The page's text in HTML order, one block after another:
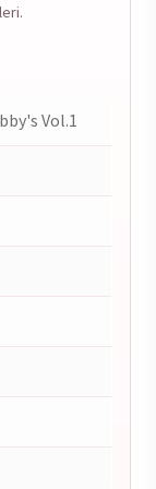
Vol.1